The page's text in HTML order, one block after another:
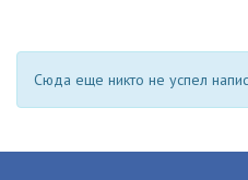
Сюда еще никто не успел